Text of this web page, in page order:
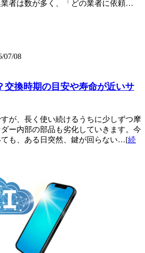
者は数が多く、「どの業者に依頼…
07/08
交換時期の目安や寿命が近いサ
が、長く使い続けるうちに少しずつ摩
ー内部の部品も劣化していきます。今
も、ある日突然、鍵が回らない…[続